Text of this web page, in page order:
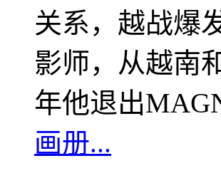
关系，越战爆
影师，从越南
年他退出
画册...